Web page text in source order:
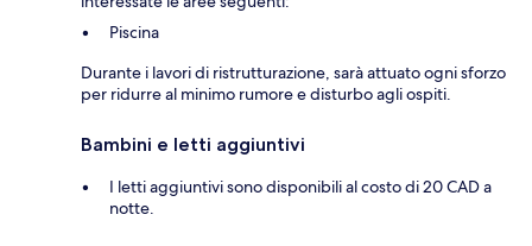
Piscina
Durante i lavori di ristrutturazione, sarà attuato ogni sforzo
per ridurre al minimo rumore e disturbo agli ospiti.
Bambini e letti aggiuntivi
I letti aggiuntivi sono disponibili al costo di 20 CAD a
notte.